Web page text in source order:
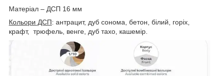
Матеріал – ДСП 16 мм
Кольори ДСП: антрацит, дуб сонома, бетон, білий, горіх,
крафт, трюфель, венге, дуб тахо, кашемір.